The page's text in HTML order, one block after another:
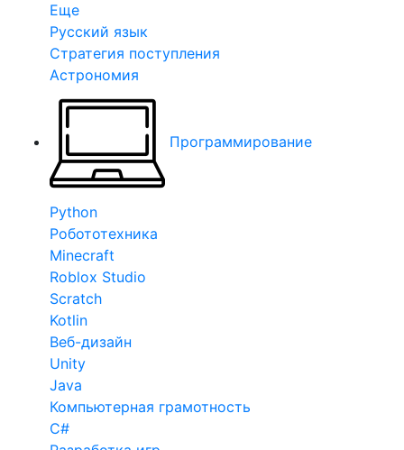
Еще
Русский язык
Стратегия поступления
Астрономия
Программирование
Python
Робототехника
Minecraft
Roblox Studio
Scratch
Kotlin
Веб-дизайн
Unity
Java
Компьютерная грамотность
C#